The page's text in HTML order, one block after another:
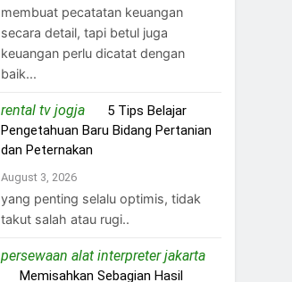
membuat pecatatan keuangan
secara detail, tapi betul juga
keuangan perlu dicatat dengan
baik...
rental tv jogjaon 5 Tips Belajar
Pengetahuan Baru Bidang Pertanian
dan Peternakan
August 3, 2026
yang penting selalu optimis, tidak
takut salah atau rugi..
persewaan alat interpreter jakarta
Memisahkan Sebagian Hasil